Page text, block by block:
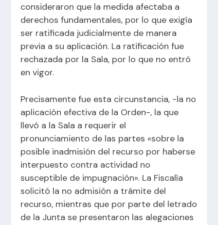
consideraron que la medida afectaba a
derechos fundamentales, por lo que exigía
ser ratificada judicialmente de manera
previa a su aplicación. La ratificación fue
rechazada por la Sala, por lo que no entró
en vigor.
Precisamente fue esta circunstancia, -la no
aplicación efectiva de la Orden-, la que
llevó a la Sala a requerir el
pronunciamiento de las partes «sobre la
posible inadmisión del recurso por haberse
interpuesto contra actividad no
susceptible de impugnación». La Fiscalía
solicitó la no admisión a trámite del
recurso, mientras que por parte del letrado
de la Junta se presentaron las alegaciones